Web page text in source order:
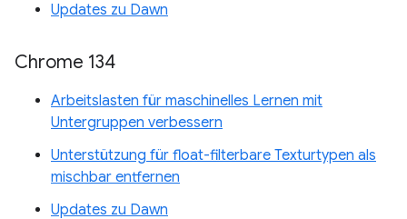
Updates zu Dawn
Chrome 134
Arbeitslasten für maschinelles Lernen mit
Untergruppen verbessern
Unterstützung für float-filterbare Texturtypen als
mischbar entfernen
Updates zu Dawn